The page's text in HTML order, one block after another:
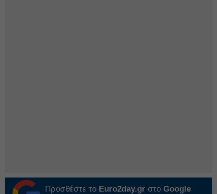
Προσθέστε το Euro2day.gr στο Google